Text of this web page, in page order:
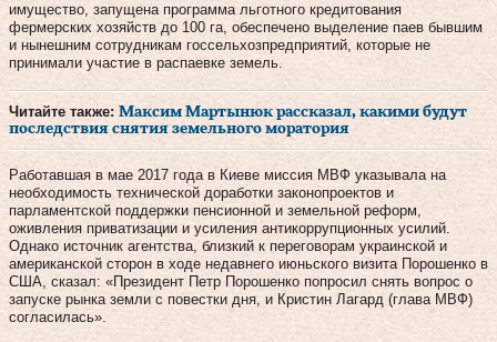
имущество, запущена программа льготного кредитования
фермерских хозяйств до 100 га, обеспечено выделение паев бывшим
и нынешним сотрудникам госсельхозпредприятий, которые не
принимали участие в распаевке земель.
Читайте также: Максим Мартынюк рассказал, какими будут
последствия снятия земельного моратория
Работавшая в мае 2017 года в Киеве миссия МВФ указывала на
необходимость технической доработки законопроектов и
парламентской поддержки пенсионной и земельной реформ,
оживления приватизации и усиления антикоррупционных усилий.
Однако источник агентства, близкий к переговорам украинской и
американской сторон в ходе недавнего июньского визита Порошенко в
США, сказал: «Президент Петр Порошенко попросил снять вопрос о
запуске рынка земли с повестки дня, и Кристин Лагард (глава МВФ)
согласилась».